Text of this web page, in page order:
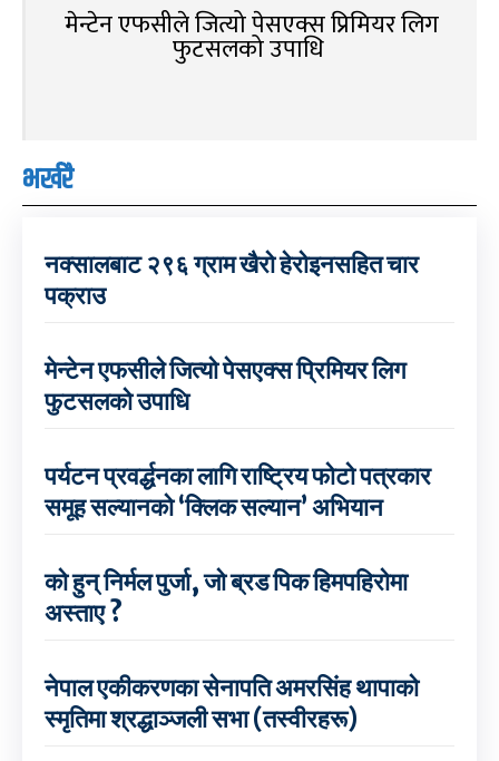
मेन्टेन एफसीले जित्यो पेसएक्स प्रिमियर लिग
फुटसलको उपाधि
भर्खरै
नक्सालबाट २९६ ग्राम खैरो हेरोइनसहित चार
पक्राउ
मेन्टेन एफसीले जित्यो पेसएक्स प्रिमियर लिग
फुटसलको उपाधि
पर्यटन प्रवर्द्धनका लागि राष्ट्रिय फोटो पत्रकार
समूह सल्यानको ‘क्लिक सल्यान’ अभियान
को हुन् निर्मल पुर्जा, जो ब्रड पिक हिमपहिरोमा
अस्ताए ?
नेपाल एकीकरणका सेनापति अमरसिंह थापाको
स्मृतिमा श्रद्धाञ्जली सभा (तस्वीरहरू)